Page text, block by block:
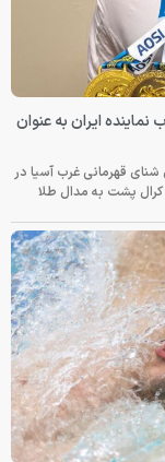
ایران به عنوان
قهرمانی غرب آسیا در